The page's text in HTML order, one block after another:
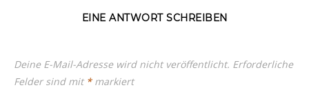
EINE ANTWORT SCHREIBEN
Deine E-Mail-Adresse wird nicht veröffentlicht. Erforderliche
Felder sind mit *markiert